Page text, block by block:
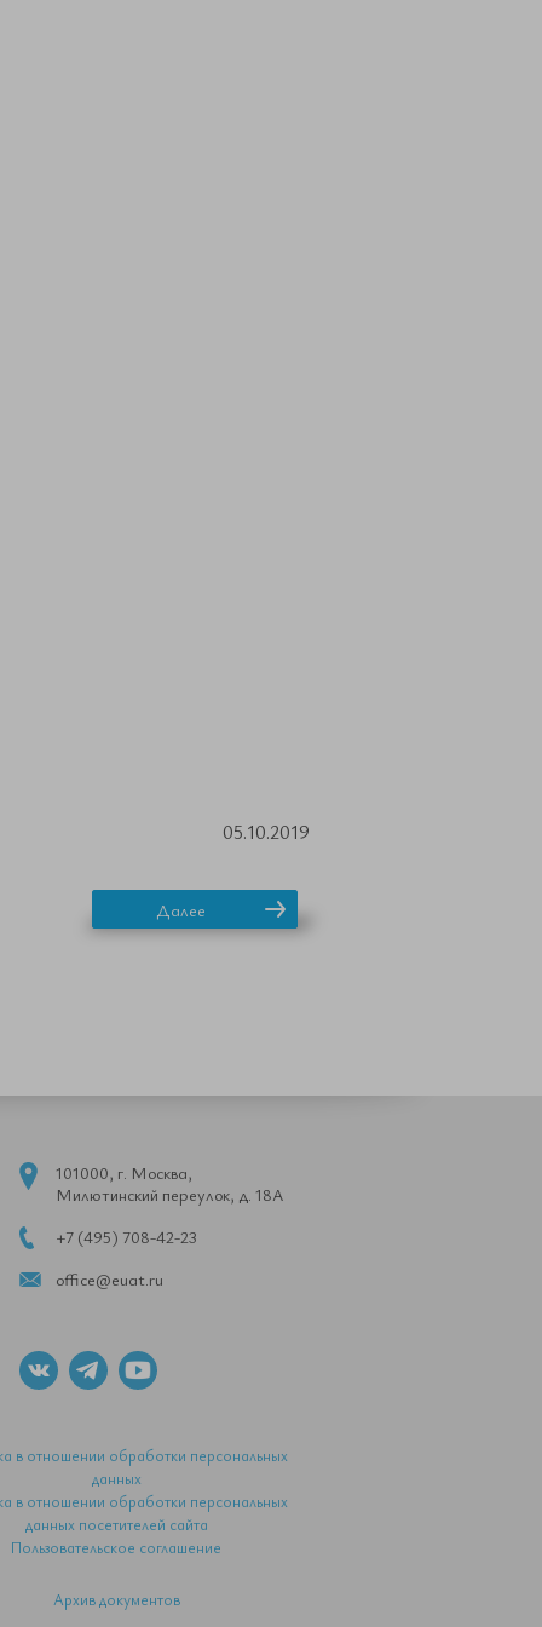
05.10.2019
Далее
101000, г. Москва,
Милютинский переулок, д. 18А
+7 (495) 708-42-23
office@euat.ru
в отношении обработки персональных
данных
в отношении обработки персональных
данных посетителей сайта
Пользовательское соглашение
Архив документов